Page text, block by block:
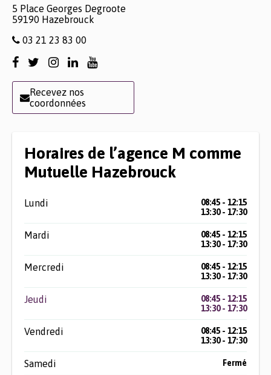
5 Place Georges Degroote
59190 Hazebrouck
03 21 23 83 00
Recevez nos
coordonnées
Horaires de l’agence M comme
Mutuelle Hazebrouck
Lundi
08:45 - 12:15
13:30 - 17:30
Mardi
08:45 - 12:15
13:30 - 17:30
Mercredi
08:45 - 12:15
13:30 - 17:30
Jeudi
08:45 - 12:15
13:30 - 17:30
Vendredi
08:45 - 12:15
13:30 - 17:30
Samedi Fermé